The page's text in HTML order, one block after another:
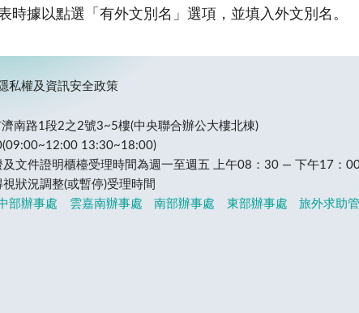
時據以點選「有外文別名」選項，並填入外文別名。
私權及資訊安全政策
南路1段2之2號3~5樓(中央聯合辦公大樓北棟)
13:30~18:00)
及文件證明櫃檯受理時間為週一至週五 上午08：30 — 下午17：
狀況調整(或暫停)受理時間
部辦事處 雲嘉南辦事處 南部辦事處 東部辦事處 旅外求助